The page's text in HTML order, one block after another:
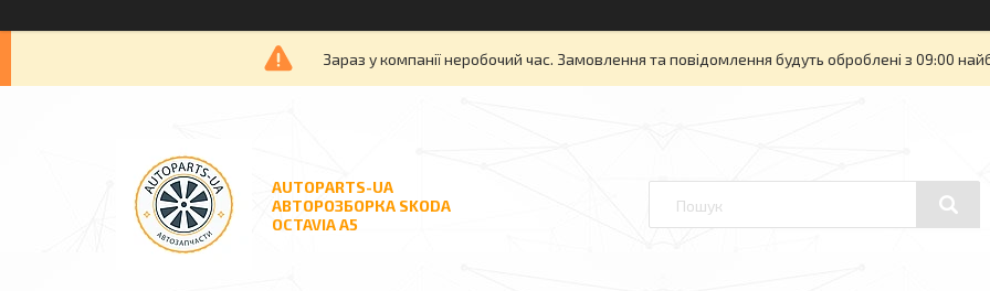
Зараз у компанії неробочий час. Замовлення та повідомлення будуть оброблені з 09:00
AUTOPARTS-UA
АВТОРОЗБОРКА SKODA
OCTAVIA A5